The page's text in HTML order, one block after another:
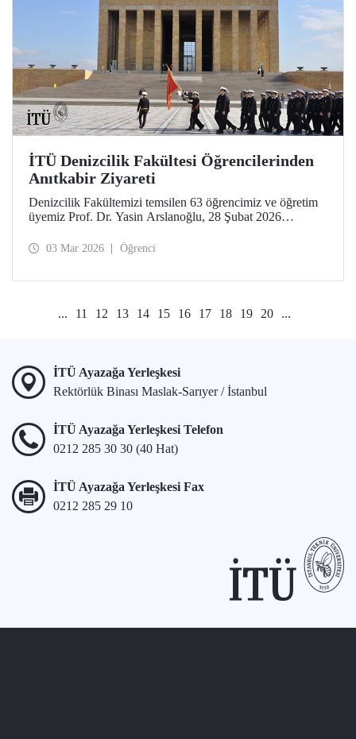
İTÜ Denizcilik Fakültesi Öğrencilerinden
Anıtkabir Ziyareti
Denizcilik Fakültemizi temsilen 63 öğrencimiz ve öğretim
üyemiz Prof. Dr. Yasin Arslanoğlu, 28 Şubat 2026
Mustafa Kemal Atatürk’ün mozolesine çelenk bırakılması
03 Mar 2026 Öğrenci
... 11 12 13 14 15 16 17 18 19 20 ...
İTÜ Ayazağa Yerleşkesi
Rektörlük Binası Maslak-Sarıyer / İstanbul
İTÜ Ayazağa Yerleşkesi Telefon
0212 285 30 30 (40 Hat)
İTÜ Ayazağa Yerleşkesi Fax
0212 285 29 10